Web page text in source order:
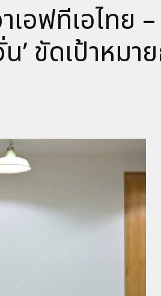
ข่าย
เอฟทีเอไทย
น’ ขัดเป้าหม